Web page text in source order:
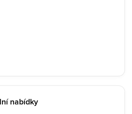
nabídky